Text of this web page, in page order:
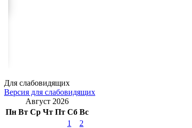
Для слабовидящих
Версия для слабовидящих
Август 2026
Пн Вт Ср Чт Пт Сб Вс
1
2